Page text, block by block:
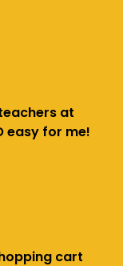
at
easy for me!
cart